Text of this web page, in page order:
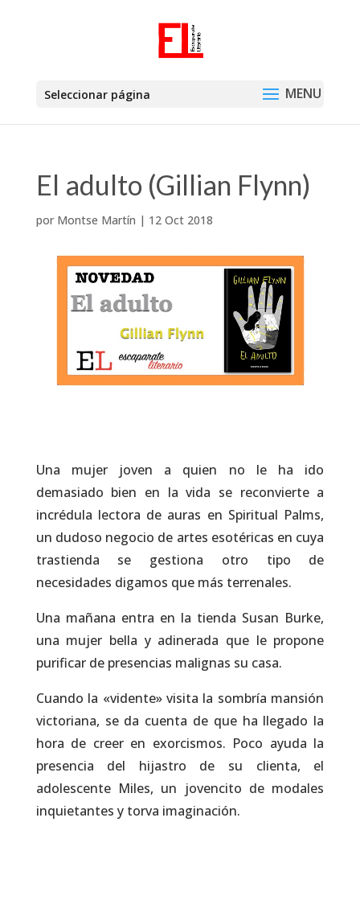
Seleccionar página
El adulto (Gillian Flynn)
por Montse Martín | 12 Oct 2018
Una mujer joven a quien no le ha ido
demasiado bien en la vida se reconvierte a
incrédula lectora de auras en Spiritual Palms,
un dudoso negocio de artes esotéricas en cuya
trastienda se gestiona otro tipo de
necesidades digamos que más terrenales.
Una mañana entra en la tienda Susan Burke,
una mujer bella y adinerada que le propone
purificar de presencias malignas su casa.
Cuando la «vidente» visita la sombría mansión
victoriana, se da cuenta de que ha llegado la
hora de creer en exorcismos. Poco ayuda la
presencia del hijastro de su clienta, el
adolescente Miles, un jovencito de modales
inquietantes y torva imaginación.